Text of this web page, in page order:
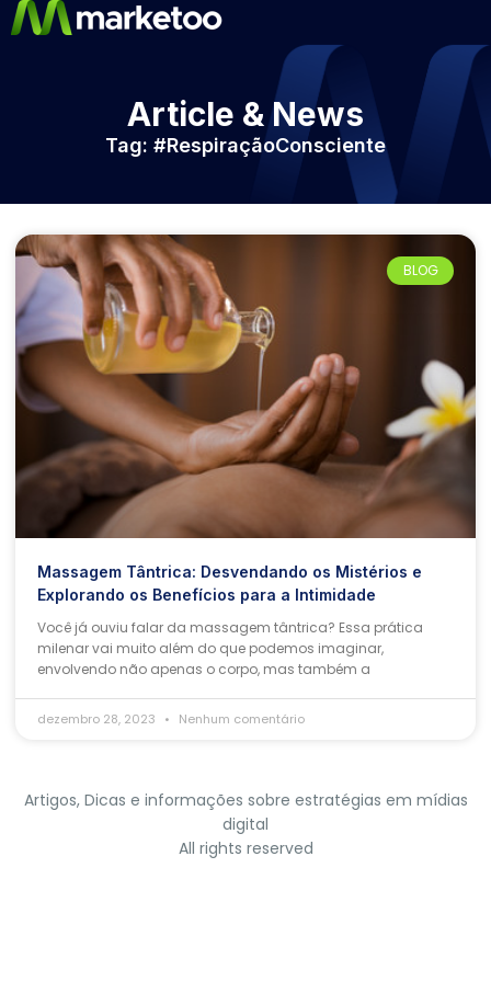
Article & News
Tag: #RespiraçãoConsciente
BLOG
Massagem Tântrica: Desvendando os Mistérios e
Explorando os Benefícios para a Intimidade
Você já ouviu falar da massagem tântrica? Essa prática
milenar vai muito além do que podemos imaginar,
envolvendo não apenas o corpo, mas também a
dezembro 28, 2023 Nenhum comentário
Artigos, Dicas e informações sobre estratégias em mídias
digital
All rights reserved